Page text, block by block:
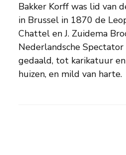
Bakker Korff was lid van
in Brussel in 1870 de
Chattel en J. Zuidema
Nederlandsche
gedaald, tot karikatuur
huizen, en mild van harte.